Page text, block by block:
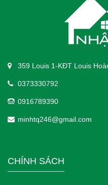
359 Louis 1-KĐT Louis
0373330792
0916789390
minhtq246@gmail.com
CHÍNH SÁCH